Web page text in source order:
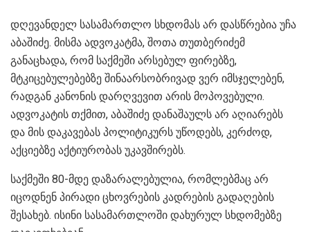
დღევანდელ სასამართლო სხდომას არ დასწრებია უჩა
აბაშიძე. მისმა ადვოკატმა, შოთა თუთბერიძემ
განაცხადა, რომ საქმეში არსებულ ფირებზე,
მტკიცებულებებზე შინაარსობრივად ვერ იმსჯელებენ,
რადგან კანონის დარღვევით არის მოპოვებული.
ადვოკატის თქმით, აბაშიძე დანაშაულს არ აღიარებს
და მის დაკავებას პოლიტიკურს უწოდებს, კერძოდ,
აქციებზე აქტიურობას უკავშირებს.
საქმეში 80-მდე დაზარალებულია, რომლებმაც არ
იცოდნენ პირადი ცხოვრების კადრების გადაღების
შესახებ. ისინი სასამართლოში დახურულ სხდომებზე